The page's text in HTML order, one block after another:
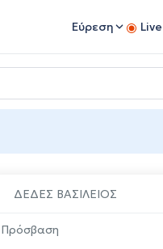
Εύρεση
ΔΕΔΕΣ ΒΑΣΙΛΕΙΟΣ
Πρόσβαση